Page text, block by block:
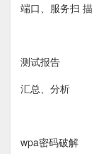
端口、服务扫 描
测试报告
汇总、分析
wpa密码破解